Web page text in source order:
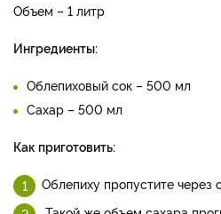
Объем – 1 литр
Ингредиенты:
Облепиховый сок – 500 мл
Сахар – 500 мл
Как приготовить:
Облепиху пропустите через